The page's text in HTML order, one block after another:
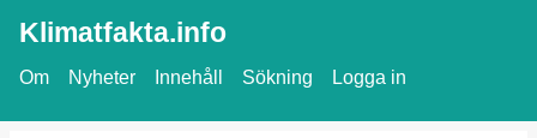
Klimatfakta.info
Om Nyheter Innehåll Sökning Logga in